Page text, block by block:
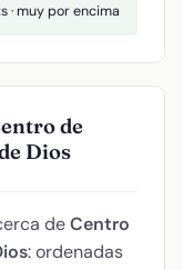
· muy por encima
de
Dios
deCentro
: ordenadas